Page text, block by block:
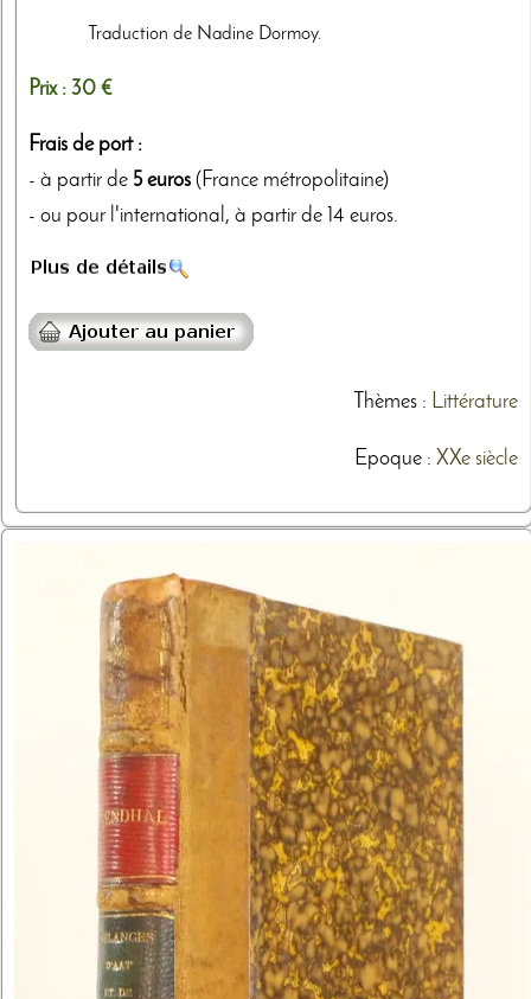
Traduction de Nadine Dormoy.
Prix : 30 €
Frais de port :
- à partir de 5 euros (France métropolitaine)
- ou pour l'international, à partir de 14 euros.
Thèmes: Littérature
Epoque : XXe siècle